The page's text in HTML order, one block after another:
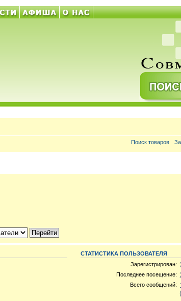
Поиск товаров
СТАТИСТИКА ПОЛЬЗОВАТЕЛЯ
Зарегистрирован:
Последнее посещение:
Всего сообщений: